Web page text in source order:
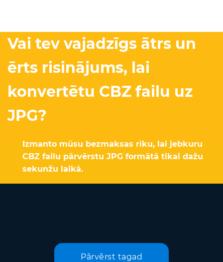
Vai tev vajadzīgs ātrs un
ērts risinājums, lai
konvertētu CBZ failu uz
JPG?
Izmanto mūsu bezmaksas rīku, lai jebkuru
CBZ failu pārvērstu JPG formātā tikai dažu
sekunžu laikā.
Pārvērst tagad